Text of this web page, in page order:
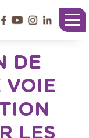
DE
VOIE
LES